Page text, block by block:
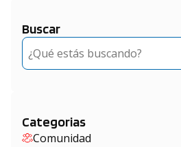
Buscar
Buscar
Categorias
Comunidad